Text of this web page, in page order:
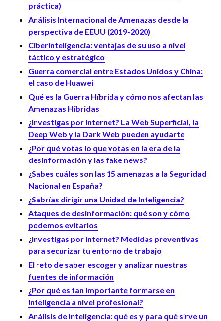
práctica)
Análisis Internacional de Amenazas desde la
perspectiva de EEUU (2019-2020)
Ciberinteligencia: ventajas de su uso a nivel
táctico y estratégico
Guerra comercial entre Estados Unidos y China:
el caso de Huawei
Qué es la Guerra Híbrida y cómo nos afectan las
Amenazas Híbridas
¿Investigas por Internet? La Web Superficial, la
Deep Web y la Dark Web pueden ayudarte
¿Por qué votas lo que votas en la era de la
desinformación y las fake news?
¿Sabes cuáles son las 15 amenazas a la Seguridad
Nacional en España?
¿Sabrías dirigir una Unidad de Inteligencia?
Ataques de desinformación: qué son y cómo
podemos evitarlos
¿Investigas por internet? Medidas preventivas
para securizar tu entorno de trabajo
El reto de saber escoger y analizar nuestras
fuentes de información
¿Por qué es tan importante formarse en
Inteligencia a nivel profesional?
Análisis de Inteligencia: qué es y para qué sirve un